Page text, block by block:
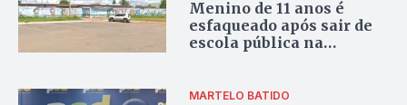
Menino de 11 anos é
esfaqueado após sair de
escola pública na
MARTELO BATIDO